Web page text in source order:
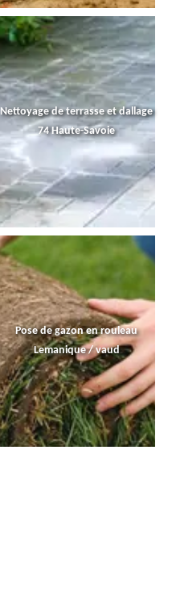
Nettoyage de terrasse et dallage
74 Haute-Savoie
Pose de gazon en rouleau
Lemanique / vaud